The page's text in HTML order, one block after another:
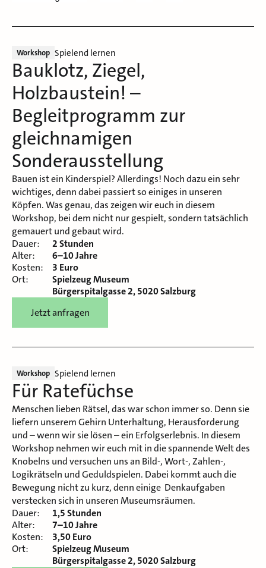
Workshop Spielend lernen
Bauklotz, Ziegel,
Holzbaustein! –
Begleitprogramm zur
gleichnamigen
Sonderausstellung
Bauen ist ein Kinderspiel? Allerdings! Noch dazu ein sehr
wichtiges, denn dabei passiert so einiges in unseren
Köpfen. Was genau, das zeigen wir euch in diesem
Workshop, bei dem nicht nur gespielt, sondern tatsächlich
gemauert und gebaut wird.
Dauer:
2 Stunden
Alter:
6–10 Jahre
Kosten:
3 Euro
Ort:
Spielzeug Museum
Bürgerspitalgasse 2, 5020 Salzburg
Jetzt anfragen
Workshop Spielend lernen
Für Ratefüchse
Menschen lieben Rätsel, das war schon immer so. Denn sie
liefern unserem Gehirn Unterhaltung, Herausforderung
und – wenn wir sie lösen – ein Erfolgserlebnis. In diesem
Workshop nehmen wir euch mit in die spannende Welt des
Knobelns und versuchen uns an Bild-, Wort-, Zahlen-,
Logikrätseln und Geduldspielen. Dabei kommt auch die
Bewegung nicht zu kurz, denn einige Denkaufgaben
verstecken sich in unseren Museumsräumen.
Dauer:
1,5 Stunden
Alter:
7–10 Jahre
Kosten:
3,50 Euro
Ort:
Spielzeug Museum
Bürgerspitalgasse 2, 5020 Salzburg